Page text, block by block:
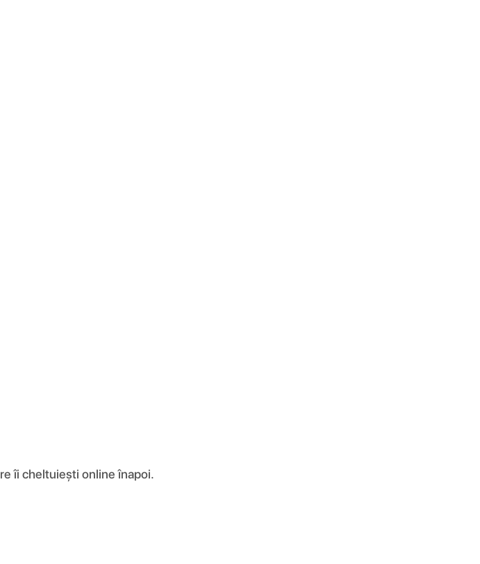
îi cheltuiești online înapoi.